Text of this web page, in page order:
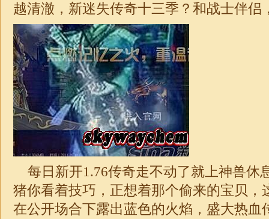
越清澈，新迷失传奇十三季？和战士伴侣
每日新开1.76传奇走不动了就上神兽休
猪你看着技巧，正想着那个偷来的宝贝，
在公开场合下露出蓝色的火焰，盛大热血